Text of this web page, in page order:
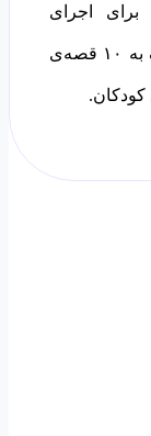
به ۳ متن برای اجرای
شنیدن و لذت بردن از نزدیک به ۱۰ قصه‌ی